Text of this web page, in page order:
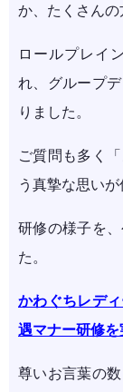
か、たくさんの
ロールプレイ
れ、グループ
りました。
ご質問も多く
う真摯な思いが
研修の様子を
た。
かわぐちレデ
遇マナー研修を
尊いお言葉の